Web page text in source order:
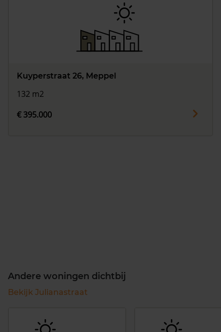
Kuyperstraat 26, Meppel
132 m2
€ 395.000
Andere woningen dichtbij
Bekijk Julianastraat